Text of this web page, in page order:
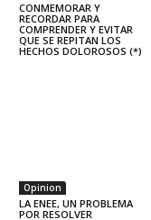
CONMEMORAR Y
RECORDAR PARA
COMPRENDER Y EVITAR
QUE SE REPITAN LOS
HECHOS DOLOROSOS (*)
Opinion
LA ENEE, UN PROBLEMA
POR RESOLVER